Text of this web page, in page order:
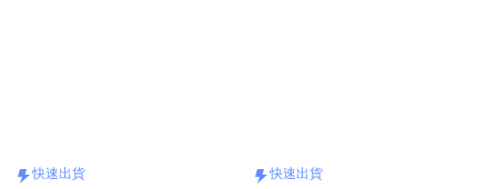
快速出貨 快速出貨